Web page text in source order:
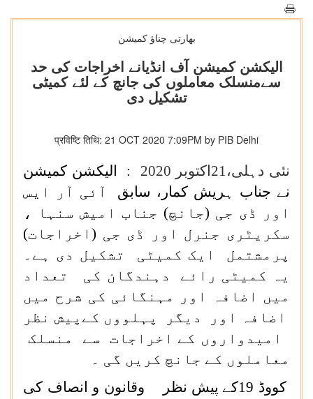
بھارتی چناؤ کمیشن
الیکشن کمیشن آف انڈیانے اخراجات کی حد
سےمنسلک معاملوں کی جانچ کے لئے کمیٹی
تشکیل دی
प्रविष्टि तिथि: 21 OCT 2020 7:09PM by PIB Delhi
نئی دہلی،21اکتوبر 2020
: الیکشن کمیشن
نے جناب ہریش کمار، سابق
آئی آر ایس
اور ڈی جی (جانچ) جناب امیش سنہا ،
سکریٹری جنرل اور ڈی جی (اخراجات)
پرمشتمل ایک کمیٹی تشکیل دی ہے۔
یہ کمیٹی رائے دہندگان کی تعداد
میں اضافہ اور مہنگائی کی شرح میں
اضافہ اور دیگر پہلووں کےپیش نظر
امیدواروں کے اخراجات سے منسلک
معاملوں کے جانچ کریں گی ۔
کووڈ 19کے پیش نظر وقانون و انصاف کی